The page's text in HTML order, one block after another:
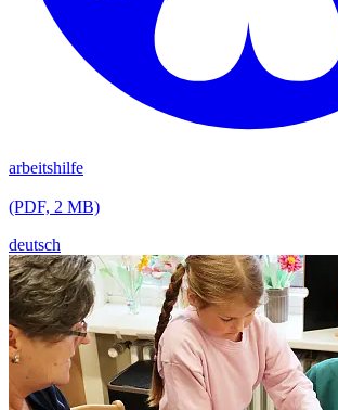
arbeitshilfe
(PDF, 2 MB)
deutsch